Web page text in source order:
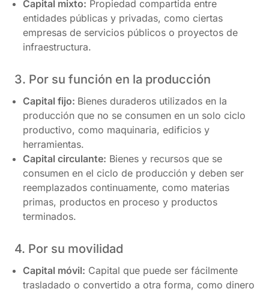
Capital mixto: Propiedad compartida entre
entidades públicas y privadas, como ciertas
empresas de servicios públicos o proyectos de
infraestructura.
3. Por su función en la producción
Capital fijo: Bienes duraderos utilizados en la
producción que no se consumen en un solo ciclo
productivo, como maquinaria, edificios y
herramientas.
Capital circulante: Bienes y recursos que se
consumen en el ciclo de producción y deben ser
reemplazados continuamente, como materias
primas, productos en proceso y productos
terminados.
4. Por su movilidad
Capital móvil: Capital que puede ser fácilmente
trasladado o convertido a otra forma, como dinero